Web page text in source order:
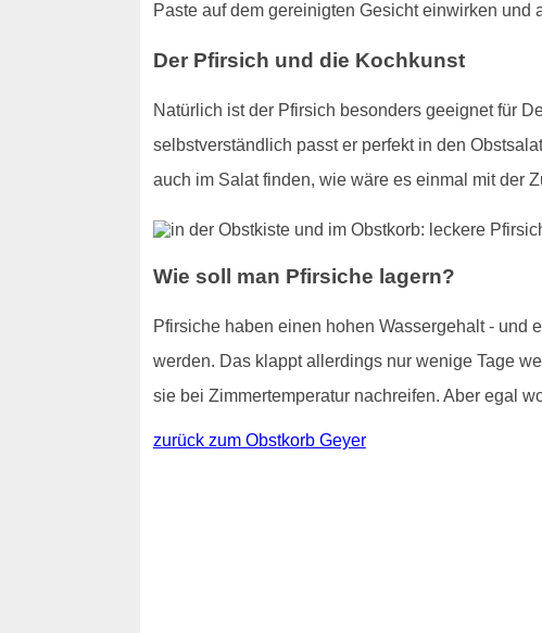
Paste auf dem gereinigten Gesicht einwirken
Der Pfirsich und die Kochkunst
Natürlich ist der Pfirsich besonders geeignet für
selbstverständlich passt er perfekt in den
auch im Salat finden, wie wäre es einmal mit der
Wie soll man Pfirsiche lagern?
Pfirsiche haben einen hohen Wassergehalt - und
werden. Das klappt allerdings nur wenige Tage
sie bei Zimmertemperatur nachreifen. Aber egal
zurück zum Obstkorb Geyer